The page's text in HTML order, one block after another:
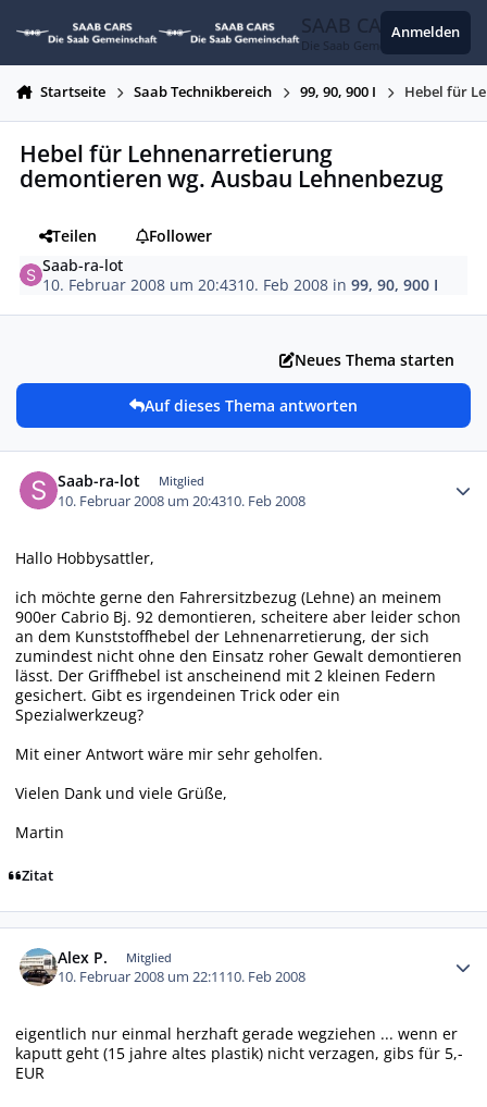
SAAB CARS
Die Saab Gemeinschaft
Anmelden
Startseite Saab Technikbereich 99, 90, 900 I Hebel für
Hebel für Lehnenarretierung
demontieren wg. Ausbau Lehnenbezug
Teilen
Follower
Saab-ra-lot
10. Februar 2008 um 20:4310. Feb 2008 in99, 90, 900 I
Neues Thema starten
Auf dieses Thema antworten
Saab-ra-lot Mitglied
10. Februar 2008 um 20:4310. Feb 2008
Hallo Hobbysattler,
ich möchte gerne den Fahrersitzbezug (Lehne) an meinem
900er Cabrio Bj. 92 demontieren, scheitere aber leider schon
an dem Kunststoffhebel der Lehnenarretierung, der sich
zumindest nicht ohne den Einsatz roher Gewalt demontieren
lässt. Der Griffhebel ist anscheinend mit 2 kleinen Federn
gesichert. Gibt es irgendeinen Trick oder ein
Spezialwerkzeug?
Mit einer Antwort wäre mir sehr geholfen.
Vielen Dank und viele Grüße,
Martin
Zitat
Alex P. Mitglied
10. Februar 2008 um 22:1110. Feb 2008
eigentlich nur einmal herzhaft gerade wegziehen ... wenn er
kaputt geht (15 jahre altes plastik) nicht verzagen, gibs für 5,-
EUR